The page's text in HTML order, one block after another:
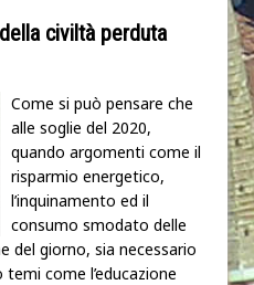
civiltà perduta
Come si può pensare che
alle soglie del 2020,
quando argomenti come il
risparmio energetico,
l’inquinamento ed il
consumo smodato delle
del giorno, sia necessario
come l’educazione